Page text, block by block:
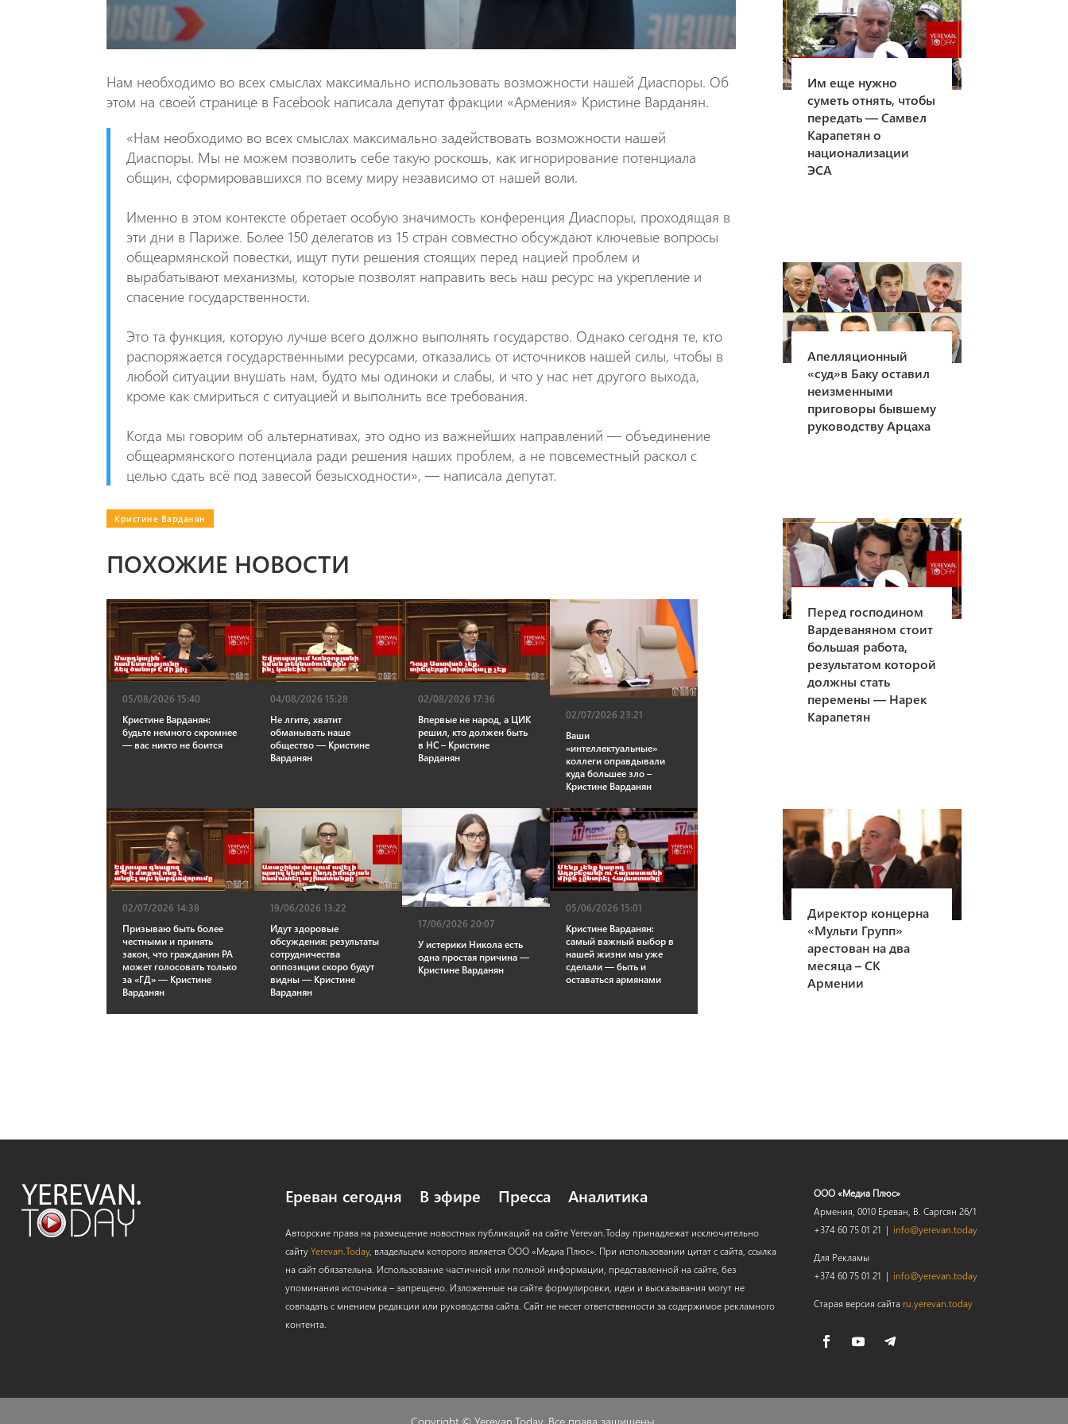
Нам необходимо во всех смыслах максимально использовать возможности нашей Диаспоры. Об
этом на своей странице в Facebook написала депутат фракции «Армения» Кристине Варданян.
«Нам необходимо во всех смыслах максимально задействовать возможности нашей
Диаспоры. Мы не можем позволить себе такую роскошь, как игнорирование потенциала
общин, сформировавшихся по всему миру независимо от нашей воли.
​Именно в этом контексте обретает особую значимость конференция Диаспоры, проходящая в
эти дни в Париже. Более 150 делегатов из 15 стран совместно обсуждают ключевые вопросы
общеармянской повестки, ищут пути решения стоящих перед нацией проблем и
вырабатывают механизмы, которые позволят направить весь наш ресурс на укрепление и
спасение государственности.
Это та функция, которую лучше всего должно выполнять государство. Однако сегодня те, кто
распоряжается государственными ресурсами, отказались от источников нашей силы, чтобы в
любой ситуации внушать нам, будто мы одиноки и слабы, и что у нас нет другого выхода,
кроме как смириться с ситуацией и выполнить все требования.
Когда мы говорим об альтернативах, это одно из важнейших направлений — объединение
общеармянского потенциала ради решения наших проблем, а не повсеместный раскол с
целью сдать всё под завесой безысходности», — написала депутат.
Кристине Варданян
ПОХОЖИЕ НОВОСТИ
05/08/2026 15:40
Кристине Варданян:
будьте немного скромнее
— вас никто не боится
04/08/2026 15:28
Не лгите, хватит
обманывать наше
общество — Кристине
Варданян
02/08/2026 17:36
Впервые не народ, а ЦИК
решил, кто должен быть
в НС – Кристине
Варданян
02/07/2026 23:21
Ваши
«интеллектуальные»
коллеги оправдывали
куда большее зло –
Кристине Варданян
02/07/2026 14:38
Призываю быть более
честными и принять
закон, что гражданин РА
может голосовать только
за «ГД» — Кристине
Варданян
19/06/2026 13:22
Идут здоровые
обсуждения: результаты
сотрудничества
оппозиции скоро будут
видны — Кристине
Варданян
17/06/2026 20:07
У истерики Никола есть
одна простая причина —
Кристине Варданян
05/06/2026 15:01
Кристине Варданян:
самый важный выбор в
нашей жизни мы уже
сделали — быть и
оставаться армянами
Им еще нужно
суметь отнять, чтобы
передать — Самвел
Карапетян о
национализации
ЭСА
Апелляционный
«суд»в Баку оставил
неизменными
приговоры бывшему
руководству Арцаха
Перед господином
Вардеваняном стоит
большая работа,
результатом которой
должны стать
перемены — Нарек
Карапетян
Директор концерна
«Мульти Групп»
арестован на два
месяца – СК
Армении
Ереван сегодня В эфире Пресса Аналитика
Авторские права на размещение новостных публикаций на сайте Yerevan.Today принадлежат исключительно
сайтуYerevan.Today, владельцем которого является ООО «Медиа Плюс». При использовании цитат с сайта, ссылка
на сайт обязательна. Использование частичной или полной информации, представленной на сайте, без
упоминания источника – запрещено. Изложенные на сайте формулировки, идеи и высказывания могут не
совпадать с мнением редакции или руководства сайта. Сайт не несет ответственности за содержимое рекламного
контента.
ООО «Медиа Плюс»
Армения, 0010 Ереван, В. Саргсян 26/1
+374 60 75 01 21 | info@yerevan.today
Для Рекламы
+374 60 75 01 21 | info@yerevan.today
Старая версия сайта ru.yerevan.today
Copyright © Yerevan.Today. Все права защищены.